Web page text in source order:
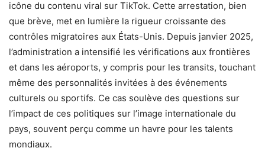
icône du contenu viral sur TikTok. Cette arrestation, bien
que brève, met en lumière la rigueur croissante des
contrôles migratoires aux États-Unis. Depuis janvier 2025,
l’administration a intensifié les vérifications aux frontières
et dans les aéroports, y compris pour les transits, touchant
même des personnalités invitées à des événements
culturels ou sportifs. Ce cas soulève des questions sur
l’impact de ces politiques sur l’image internationale du
pays, souvent perçu comme un havre pour les talents
mondiaux.